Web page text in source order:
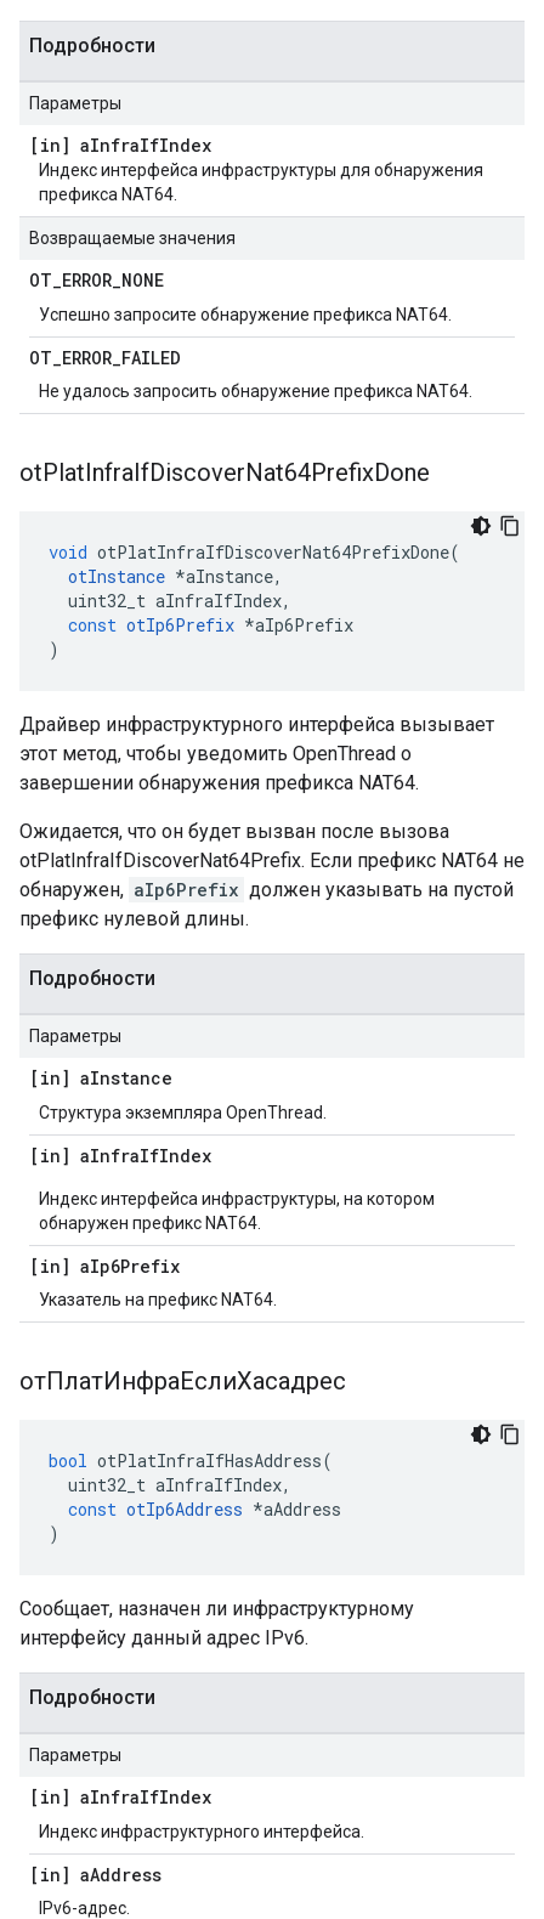
Подробности
Параметры
[in] aInfraIfIndex
Индекс интерфейса инфраструктуры для обнаружения
префикса NAT64.
Возвращаемые значения
OT_ERROR_NONE
Успешно запросите обнаружение префикса NAT64.
OT_ERROR_FAILED
Не удалось запросить обнаружение префикса NAT64.
otPlatInfraIfDiscoverNat64PrefixDone
void otPlatInfraIfDiscoverNat64PrefixDone(
otInstance *aInstance,
uint32_t aInfraIfIndex,
const otIp6Prefix *aIp6Prefix
)
Драйвер инфраструктурного интерфейса вызывает
этот метод, чтобы уведомить OpenThread о
завершении обнаружения префикса NAT64.
Ожидается, что он будет вызван после вызова
otPlatInfraIfDiscoverNat64Prefix. Если префикс NAT64 не
обнаружен, aIp6Prefix должен указывать на пустой
префикс нулевой длины.
Подробности
Параметры
[in] aInstance
Структура экземпляра OpenThread.
[in] aInfraIfIndex
Индекс интерфейса инфраструктуры, на котором
обнаружен префикс NAT64.
[in] aIp6Prefix
Указатель на префикс NAT64.
отПлатИнфраЕслиХасадрес
bool otPlatInfraIfHasAddress(
uint32_t aInfraIfIndex,
const otIp6Address *aAddress
)
Сообщает, назначен ли инфраструктурному
интерфейсу данный адрес IPv6.
Подробности
Параметры
[in] aInfraIfIndex
Индекс инфраструктурного интерфейса.
[in] aAddress
IPv6-адрес.